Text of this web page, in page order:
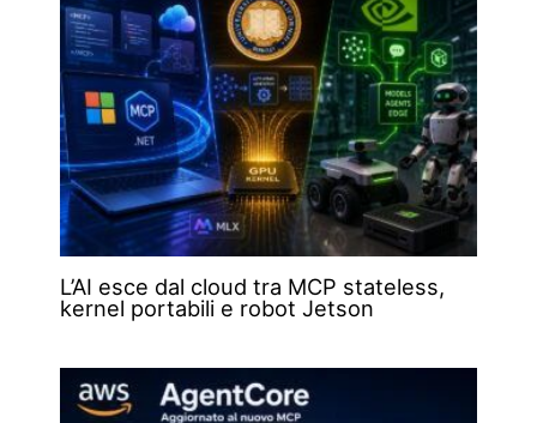
L’AI esce dal cloud tra MCP stateless,
kernel portabili e robot Jetson